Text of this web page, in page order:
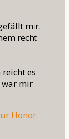
mir.
recht
reicht es
war mir
Honor